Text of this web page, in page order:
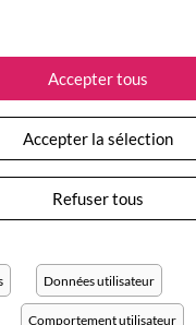
Femme
Enfants
thèmes
commande
et livraison
remboursement
paiement
/ Réponses
de vente
personnelles
Accepter tous
Accepter la sélection
Refuser tous
Données utilisateur
Comportement utilisateur